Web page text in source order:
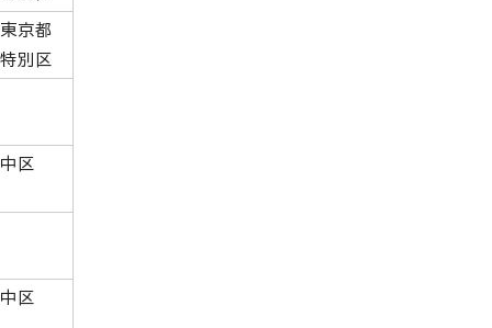
東京都
特別区
中区
中区